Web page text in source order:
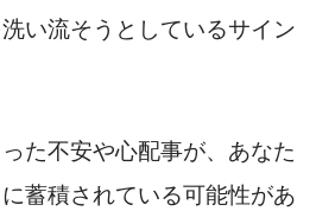
い流そうとしているサイン
た不安や心配事が、あなた
蓄積されている可能性があ